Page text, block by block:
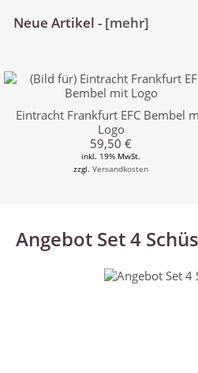
Neue Artikel - [mehr]
Eintracht Frankfurt EFC Bembel
Logo
59,50 €
inkl. 19% MwSt.
zzgl.Versandkosten
Angebot Set 4